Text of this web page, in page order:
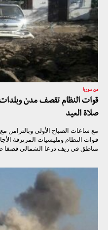
من سوريا
قوات النظام تقصف مدن وبلدات
صلاة العيد
مع ساعات الصباح الأولى وبالتزامن
قوات النظام ومليشيات المرتزقة
مناطق في ريف درعا الشمالي قصفا